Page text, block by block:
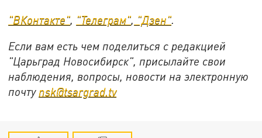
"ВКонтакте" "Телеграм" "Дзен"
Если вам есть чем поделиться с редакцией
"Царьград Новосибирск", присылайте свои
наблюдения, вопросы, новости на электронную
почту nsk@tsargrad.tv